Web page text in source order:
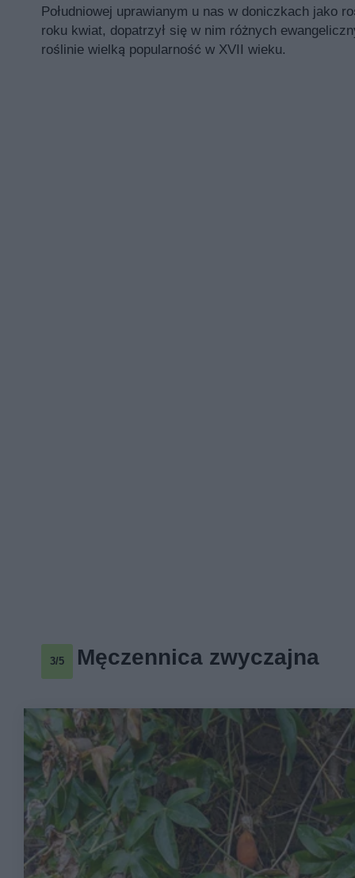
Południowej uprawianym u nas w doniczkach jako
roku kwiat, dopatrzył się w nim różnych
roślinie wielką popularność w XVII wieku.
3/5 Męczennica zwyczajna